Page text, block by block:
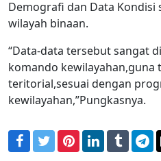
Demografi dan Data Kondisi
wilayah binaan.
“Data-data tersebut sangat
komando kewilayahan,guna
teritorial,sesuai dengan
kewilayahan,”Pungkasnya.
Facebook
TwitterPinterest
LinkedIn